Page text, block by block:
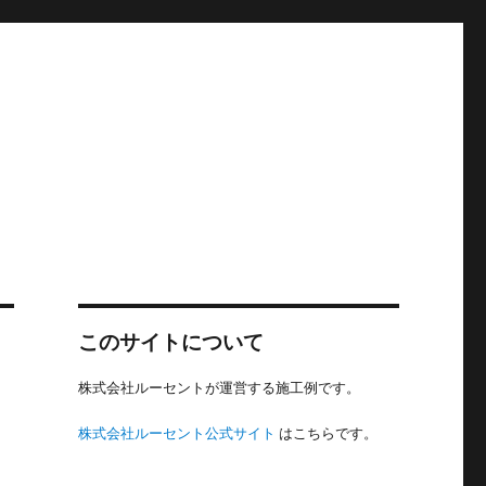
このサイトについて
株式会社ルーセントが運営する施工例です。
株式会社ルーセント公式サイト はこちらです。